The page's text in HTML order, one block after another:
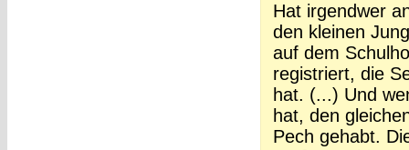
Hat irgendwer
den kleinen
auf dem
registriert, die
hat. (...) Und
hat, den
Pech gehabt.